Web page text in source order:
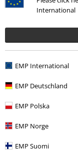
International
EMP International
EMP Deutschland
EMP Polska
EMP Norge
EMP Suomi
More categories.
Novinky Oblečení
Merch kapel Oblečení
Extra velikosti
Extra velikosti
Merch kapel